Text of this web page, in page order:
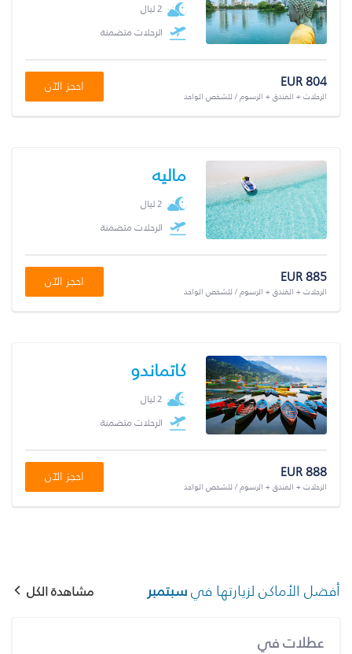
2 ليال
الرحلات متضمنة
EUR 804
الرحلات + الفندق + الرسوم / للشخص الواحد
احجز الآن
ماليه
2 ليال
الرحلات متضمنة
EUR 885
الرحلات + الفندق + الرسوم / للشخص الواحد
احجز الآن
كاتماندو
2 ليال
الرحلات متضمنة
EUR 888
الرحلات + الفندق + الرسوم / للشخص الواحد
احجز الآن
أفضل الأماكن لزيارتها فيسبتمبر مشاهدة الكل
عطلات في